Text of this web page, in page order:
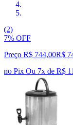
(2)
7% OFF
Preço R$ 744,00R$
no Pix Ou 7x de R$